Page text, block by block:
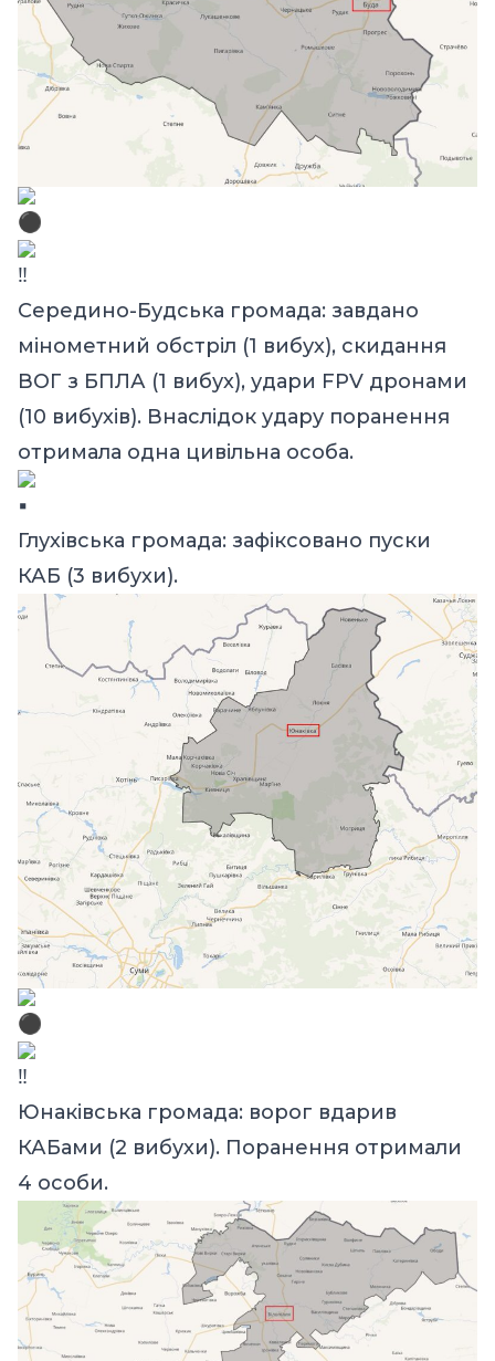
Середино-Будська громада: завдано
мінометний обстріл (1 вибух), скидання
ВОГ з БПЛА (1 вибух), удари FPV дронами
(10 вибухів). Внаслідок удару поранення
отримала одна цивільна особа.
Глухівська громада: зафіксовано пуски
КАБ (3 вибухи).
Юнаківська громада: ворог вдарив
КАБами (2 вибухи). Поранення отримали
4 особи.